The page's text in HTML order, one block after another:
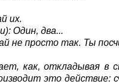
их.
Один, два...
не просто так. Ты
как, откладывая в
это